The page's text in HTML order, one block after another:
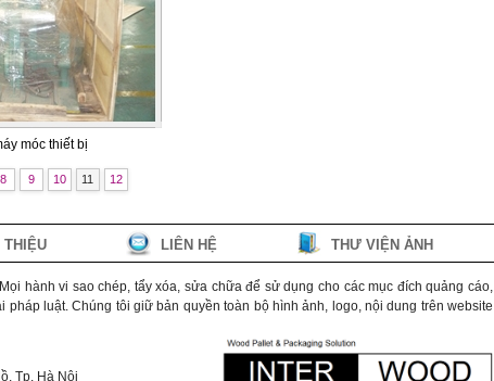
móc thiết bị
8 9 10 11 12
THIỆU LIÊN HỆ THƯ VIỆN ẢNH
hành vi sao chép, tẩy xóa, sửa chữa để sử dụng cho các mục đích quảng cáo,
luật. Chúng tôi giữ bản quyền toàn bộ hình ảnh, logo, nội dung trên website
Tp. Hà Nội